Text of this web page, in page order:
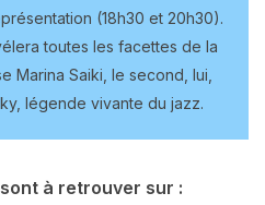
(18h30 et 20h30).
toutes les facettes de la
Marina Saiki, le second, lui,
légende vivante du jazz.
à retrouver sur :